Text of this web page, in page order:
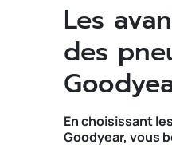
Les
des
En choisissant
Goodyear, vous